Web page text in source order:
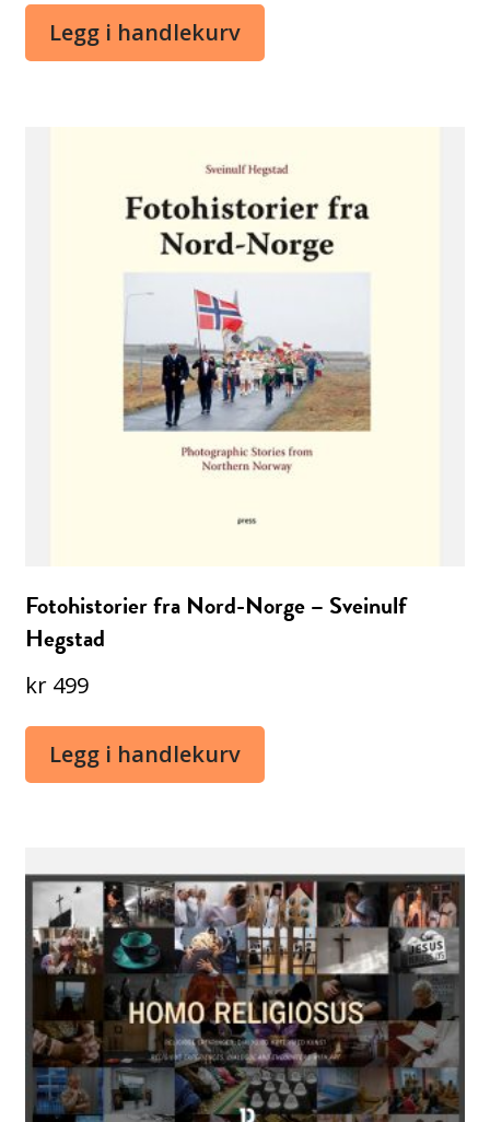
Legg i handlekurv
Fotohistorier fra Nord-Norge – Sveinulf
Hegstad
kr 499
Legg i handlekurv